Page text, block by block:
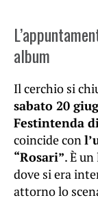
album
Il cerchio si
sabato 20
Festintenda
coincide con
“Rosari”. È
dove si era
attorno lo